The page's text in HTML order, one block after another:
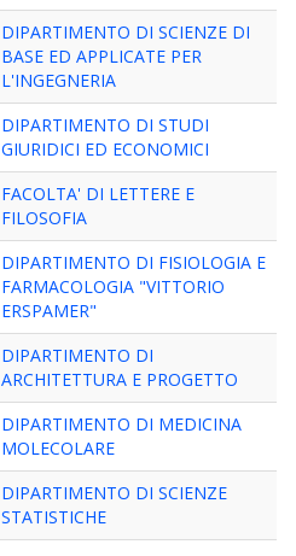
DIPARTIMENTO DI SCIENZE DI
BASE ED APPLICATE PER
L'INGEGNERIA
DIPARTIMENTO DI STUDI
GIURIDICI ED ECONOMICI
FACOLTA' DI LETTERE E
FILOSOFIA
DIPARTIMENTO DI FISIOLOGIA E
FARMACOLOGIA "VITTORIO
ERSPAMER"
DIPARTIMENTO DI
ARCHITETTURA E PROGETTO
DIPARTIMENTO DI MEDICINA
MOLECOLARE
DIPARTIMENTO DI SCIENZE
STATISTICHE